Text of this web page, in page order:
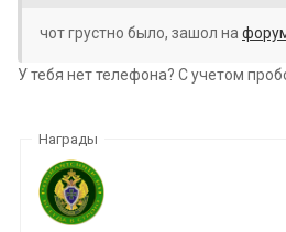
чот грустно было, зашол на
У тебя нет телефона? С учетом
Награды